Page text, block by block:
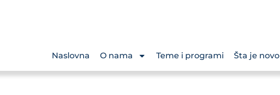
Naslovna O nama Teme i programi Šta je novo